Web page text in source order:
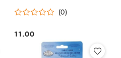
(0)
Cena:
11.00